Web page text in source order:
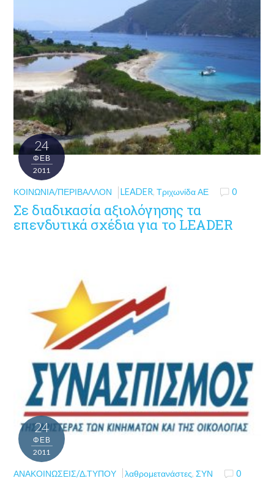
24
ΦΕΒ
2011
ΚΟΙΝΩΝΊΑ/ΠΕΡΙΒΆΛΛΟΝ LEADER,Τριχωνίδα ΑΕ 0
Σε διαδικασία αξιολόγησης τα
επενδυτικά σχέδια για το LEADER
24
ΦΕΒ
2011
ΑΝΑΚΟΙΝΏΣΕΙΣ/Δ.ΤΎΠΟΥ λαθρομετανάστες,ΣΥΝ 0